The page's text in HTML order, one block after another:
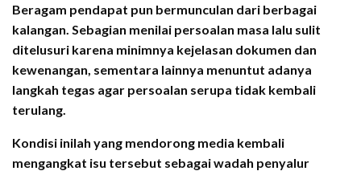
Beragam pendapat pun bermunculan dari berbagai
kalangan. Sebagian menilai persoalan masa lalu sulit
ditelusuri karena minimnya kejelasan dokumen dan
kewenangan, sementara lainnya menuntut adanya
langkah tegas agar persoalan serupa tidak kembali
terulang.
Kondisi inilah yang mendorong media kembali
mengangkat isu tersebut sebagai wadah penyalur